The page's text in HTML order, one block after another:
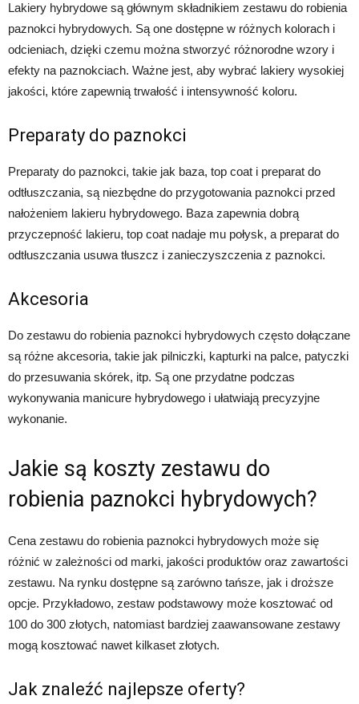
Lakiery hybrydowe są głównym składnikiem zestawu do robienia
paznokci hybrydowych. Są one dostępne w różnych kolorach i
odcieniach, dzięki czemu można stworzyć różnorodne wzory i
efekty na paznokciach. Ważne jest, aby wybrać lakiery wysokiej
jakości, które zapewnią trwałość i intensywność koloru.
Preparaty do paznokci
Preparaty do paznokci, takie jak baza, top coat i preparat do
odtłuszczania, są niezbędne do przygotowania paznokci przed
nałożeniem lakieru hybrydowego. Baza zapewnia dobrą
przyczepność lakieru, top coat nadaje mu połysk, a preparat do
odtłuszczania usuwa tłuszcz i zanieczyszczenia z paznokci.
Akcesoria
Do zestawu do robienia paznokci hybrydowych często dołączane
są różne akcesoria, takie jak pilniczki, kapturki na palce, patyczki
do przesuwania skórek, itp. Są one przydatne podczas
wykonywania manicure hybrydowego i ułatwiają precyzyjne
wykonanie.
Jakie są koszty zestawu do
robienia paznokci hybrydowych?
Cena zestawu do robienia paznokci hybrydowych może się
różnić w zależności od marki, jakości produktów oraz zawartości
zestawu. Na rynku dostępne są zarówno tańsze, jak i droższe
opcje. Przykładowo, zestaw podstawowy może kosztować od
100 do 300 złotych, natomiast bardziej zaawansowane zestawy
mogą kosztować nawet kilkaset złotych.
Jak znaleźć najlepsze oferty?